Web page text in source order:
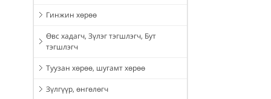
Гинжин хөрөө
Өвс хадагч, Зүлэг тэгшлэгч, Бут
тэгшлэгч
Туузан хөрөө, шугамт хөрөө
Зүлгүүр, өнгөлөгч